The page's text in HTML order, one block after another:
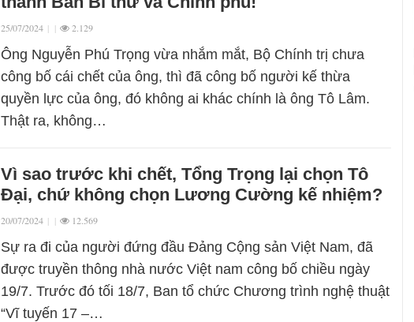
25/07/2024 | | 2.129
Ông Nguyễn Phú Trọng vừa nhắm mắt, Bộ Chính trị chưa
công bố cái chết của ông, thì đã công bố người kế thừa
quyền lực của ông, đó không ai khác chính là ông Tô Lâm.
Thật ra, không…
Vì sao trước khi chết, Tổng Trọng lại chọn Tô
Đại, chứ không chọn Lương Cường kế nhiệm?
20/07/2024 | | 12.569
Sự ra đi của người đứng đầu Đảng Cộng sản Việt Nam, đã
được truyền thông nhà nước Việt nam công bố chiều ngày
19/7. Trước đó tối 18/7, Ban tổ chức Chương trình nghệ thuật
“Vĩ tuyến 17 –…